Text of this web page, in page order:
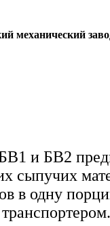
механический
и БВ2
сыпучих
в одну